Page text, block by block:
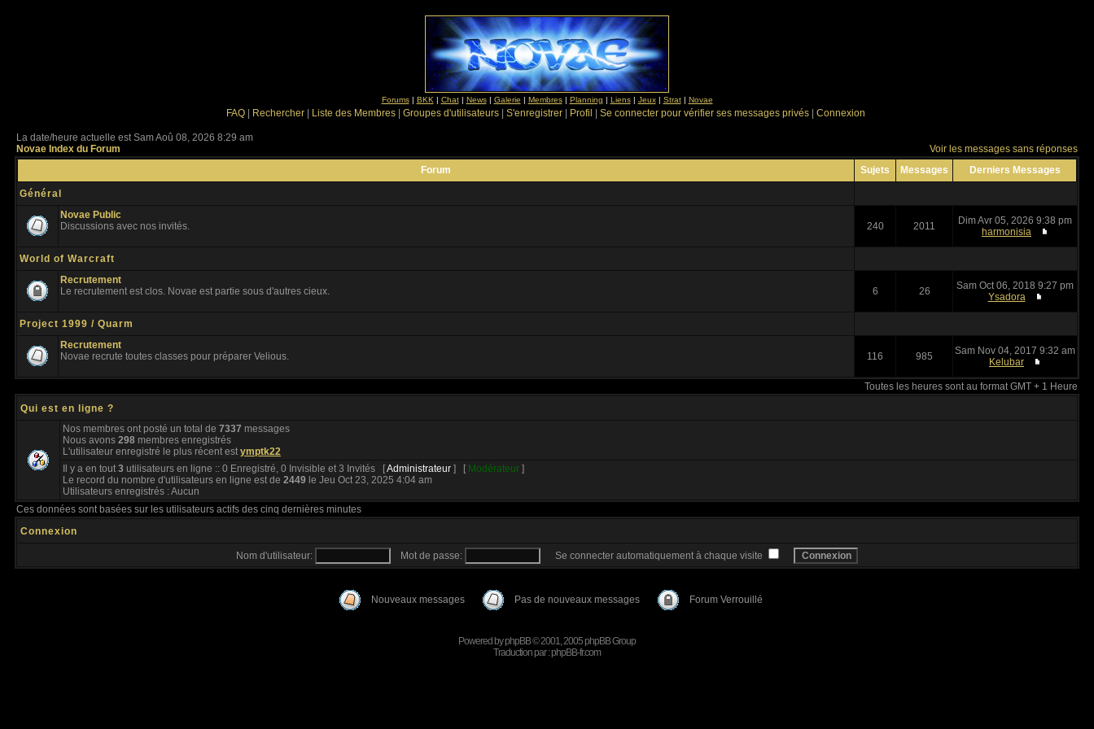
Forums| BKK | Chat| News| Galerie | Membres| Planning | Liens| Jeux| Strat| Novae
FAQ Rechercher Liste des Membres Groupes d'utilisateurs S'enregistrer Profil Se connecter pour vérifier ses messages privés Connexion
La date/heure actuelle est Sam Aoû 08, 2026 8:29 am
Novae Index du Forum
Voir les messages sans réponses
Forum
Sujets Messages Derniers Messages
Général
Novae Public
Discussions avec nos invités.
240 2011
Dim Avr 05, 2026 9:38 pm
harmonisia
World of Warcraft
Recrutement
Le recrutement est clos. Novae est partie sous d'autres cieux.
6 26
Sam Oct 06, 2018 9:27 pm
Ysadora
Project 1999 / Quarm
Recrutement
Novae recrute toutes classes pour préparer Velious.
116 985
Sam Nov 04, 2017 9:32 am
Kelubar
Toutes les heures sont au format GMT + 1 Heure
Qui est en ligne ?
Nos membres ont posté un total de 7337 messages
Nous avons 298 membres enregistrés
L'utilisateur enregistré le plus récent estymptk22
Il y a en tout3 utilisateurs en ligne :: 0 Enregistré, 0 Invisible et 3 Invités [Administrateur ] [ Modérateur ]
Le record du nombre d'utilisateurs en ligne est de 2449 le Jeu Oct 23, 2025 4:04 am
Utilisateurs enregistrés : Aucun
Ces données sont basées sur les utilisateurs actifs des cinq dernières minutes
Connexion
Nom d'utilisateur: Mot de passe: Se connecter automatiquement à chaque visite
Nouveaux messages Pas de nouveaux messages Forum Verrouillé
Powered byphpBB© 2001, 2005 phpBB Group
Traduction par :phpBB-fr.com